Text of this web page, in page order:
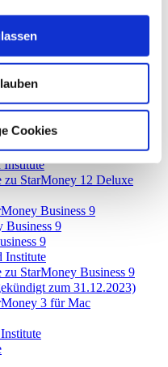
Cookies
Basic
12 Basic
StarMoney 12 Basic
12 Deluxe
12 Deluxe
StarMoney 12 Deluxe
Business 9
9
9
Institute
StarMoney Business 9
zum 31.12.2023)
3 für Mac